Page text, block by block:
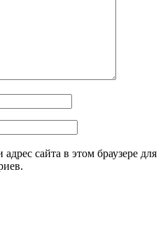
сайта в этом браузере для